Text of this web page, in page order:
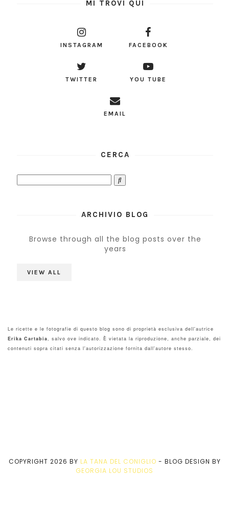
MI TROVI QUI
INSTAGRAM FACEBOOK
TWITTER YOU TUBE
EMAIL
CERCA
ARCHIVIO BLOG
Browse through all the blog posts over the
years
VIEW ALL
Le ricette e le fotografie di questo blog sono di proprietà esclusiva dell'autrice
Erika Cartabia , salvo ove indicato. È vietata la riproduzione, anche parziale, dei
contenuti sopra citati senza l'autorizzazione fornita dall'autore stesso.
COPYRIGHT 2026 BY LA TANA DEL CONIGLIO - BLOG DESIGN BY
GEORGIA LOU STUDIOS